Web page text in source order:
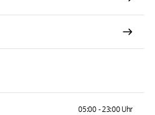
05:00 - 23:00 Uhr